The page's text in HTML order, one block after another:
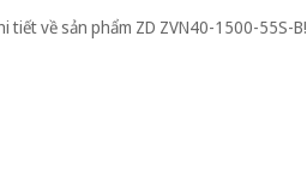
về sản phẩm ZD ZVN40-1500-55S-B!